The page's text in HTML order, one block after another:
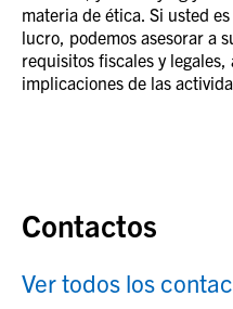
materia de ética. Si usted
lucro, podemos asesorar a
requisitos fiscales y legales,
implicaciones de las
Contactos
Ver todos los